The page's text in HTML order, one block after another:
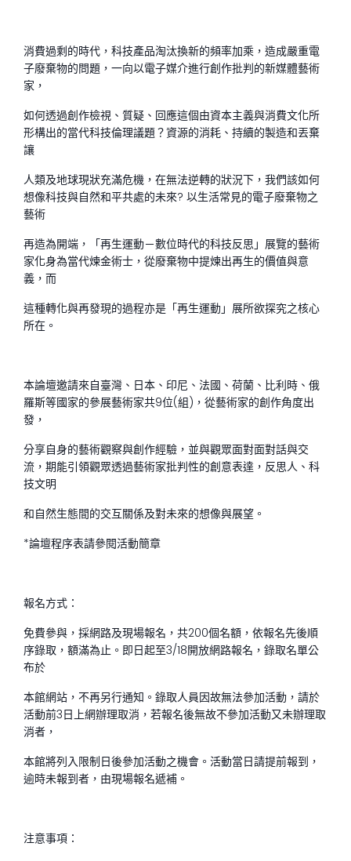
消費過剩的時代，科技產品淘汰換新的頻率加乘，造成嚴重電
子廢棄物的問題，一向以電子媒介進行創作批判的新媒體藝術
家，
如何透過創作檢視、質疑、回應這個由資本主義與消費文化所
形構出的當代科技倫理議題？資源的消耗、持續的製造和丟棄
讓
人類及地球現狀充滿危機，在無法逆轉的狀況下，我們該如何
想像科技與自然和平共處的未來? 以生活常見的電子廢棄物之
藝術
再造為開端，「再生運動－數位時代的科技反思」展覽的藝術
家化身為當代煉金術士，從廢棄物中提煉出再生的價值與意
義，而
這種轉化與再發現的過程亦是「再生運動」展所欲探究之核心
所在。
本論壇邀請來自臺灣、日本、印尼、法國、荷蘭、比利時、俄
羅斯等國家的參展藝術家共9位(組)，從藝術家的創作角度出
發，
分享自身的藝術觀察與創作經驗，並與觀眾面對面對話與交
流，期能引領觀眾透過藝術家批判性的創意表達，反思人、科
技文明
和自然生態間的交互關係及對未來的想像與展望。
*論壇程序表請參閱活動簡章
報名方式：
免費參與，採網路及現場報名，共200個名額，依報名先後順
序錄取，額滿為止。即日起至3/18開放網路報名，錄取名單公
布於
本館網站，不再另行通知。錄取人員因故無法參加活動，請於
活動前3日上網辦理取消，若報名後無故不參加活動又未辦理取
消者，
本館將列入限制日後參加活動之機會。活動當日請提前報到，
逾時未報到者，由現場報名遞補。
注意事項：